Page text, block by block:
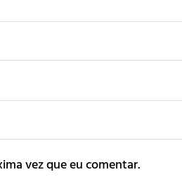
vez que eu comentar.